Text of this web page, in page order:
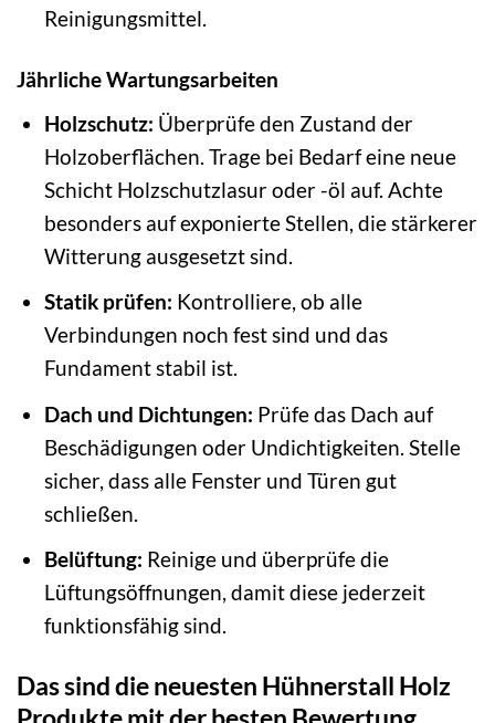
Reinigungsmittel.
Jährliche Wartungsarbeiten
Holzschutz: Überprüfe den Zustand der
Holzoberflächen. Trage bei Bedarf eine neue
Schicht Holzschutzlasur oder -öl auf. Achte
besonders auf exponierte Stellen, die stärkerer
Witterung ausgesetzt sind.
Statik prüfen: Kontrolliere, ob alle
Verbindungen noch fest sind und das
Fundament stabil ist.
Dach und Dichtungen: Prüfe das Dach auf
Beschädigungen oder Undichtigkeiten. Stelle
sicher, dass alle Fenster und Türen gut
schließen.
Belüftung: Reinige und überprüfe die
Lüftungsöffnungen, damit diese jederzeit
funktionsfähig sind.
Das sind die neuesten Hühnerstall Holz